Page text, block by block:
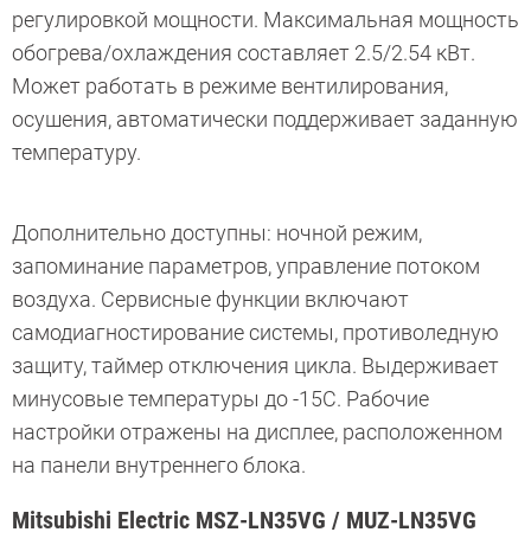
регулировкой мощности. Максимальная мощность
обогрева/охлаждения составляет 2.5/2.54 кВт.
Может работать в режиме вентилирования,
осушения, автоматически поддерживает заданную
температуру.
Дополнительно доступны: ночной режим,
запоминание параметров, управление потоком
воздуха. Сервисные функции включают
самодиагностирование системы, противоледную
защиту, таймер отключения цикла. Выдерживает
минусовые температуры до -15С. Рабочие
настройки отражены на дисплее, расположенном
на панели внутреннего блока.
Mitsubishi Electric MSZ-LN35VG / MUZ-LN35VG